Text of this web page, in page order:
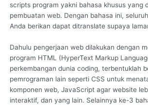
scripts program yakni bahasa khusus yang
pembuatan web. Dengan bahasa ini,
Anda berikan dapat ditranslate supaya
Dahulu pengerjaan web dilakukan dengan
program HTML (HyperText Markup
perkembangan dunia coding, terbentuklah
pemrograman lain seperti CSS untuk
komponen web, JavaScript agar website
interaktif, dan yang lain. Selainnya ke-3